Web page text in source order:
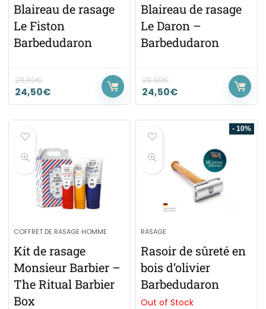
Blaireau de rasage
Le Fiston
Barbedudaron
28,90€
24,50€
Blaireau de rasage
Le Daron –
Barbedudaron
28,90€
24,50€
COFFRET DE RASAGE HOMME
Kit de rasage
Monsieur Barbier –
The Ritual Barbier
Box
- 10%
RASAGE
Rasoir de sûreté en
bois d’olivier
Barbedudaron
Out of Stock